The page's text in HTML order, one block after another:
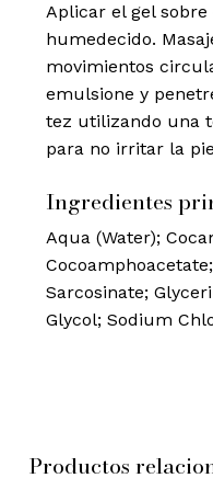
Aplicar el gel
humedecido.
movimientos
emulsione y
tez utilizando una
para no irritar la
Ingredientes
Aqua (Water);
Sarcosinate;
Glycol; Sodium
Productos